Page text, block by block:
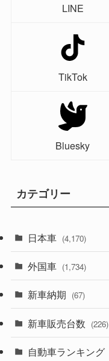
LINE
TikTok
Bluesky
カテゴリー
日本車 (4,170)
(1,320)
(329)
外国車 (1,734)
(242)
新車納期 (67)
(28)
(8)
新車販売台数 (226)
自動車ランキング